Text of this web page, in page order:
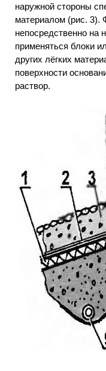
наружной стороны
материалом (рис. 3).
непосредственно на
применяться блоки
других лёгких
поверхности
раствор.